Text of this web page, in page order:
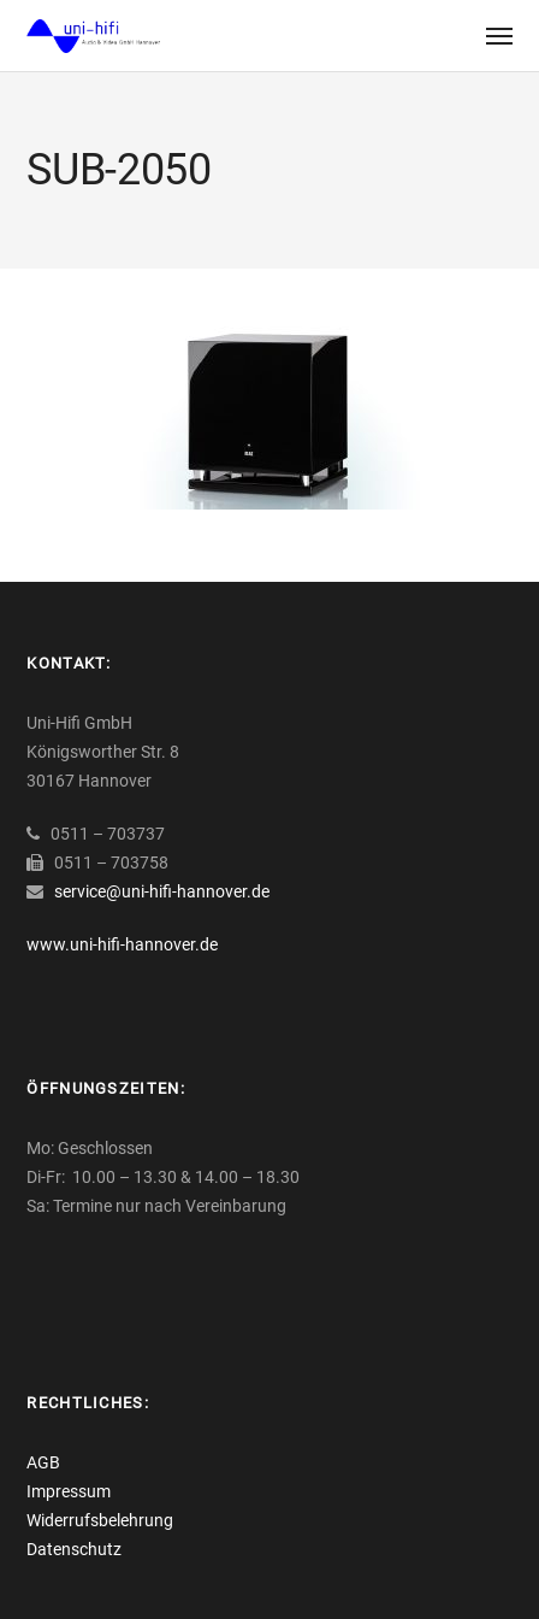
SUB-2050
KONTAKT:
Uni-Hifi GmbH
Königsworther Str. 8
30167 Hannover
0511 – 703737
0511 – 703758
service@uni-hifi-hannover.de
www.uni-hifi-hannover.de
ÖFFNUNGSZEITEN:
Mo: Geschlossen
Di-Fr: 10.00 – 13.30 & 14.00 – 18.30
Sa: Termine nur nach Vereinbarung
RECHTLICHES:
AGB
Impressum
Widerrufsbelehrung
Datenschutz